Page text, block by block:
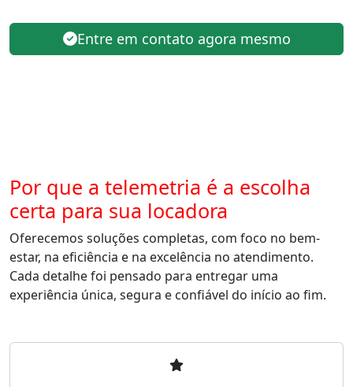
Entre em contato agora mesmo
Por que a telemetria é a escolha
certa para sua locadora
Oferecemos soluções completas, com foco no bem-
estar, na eficiência e na excelência no atendimento.
Cada detalhe foi pensado para entregar uma
experiência única, segura e confiável do início ao fim.